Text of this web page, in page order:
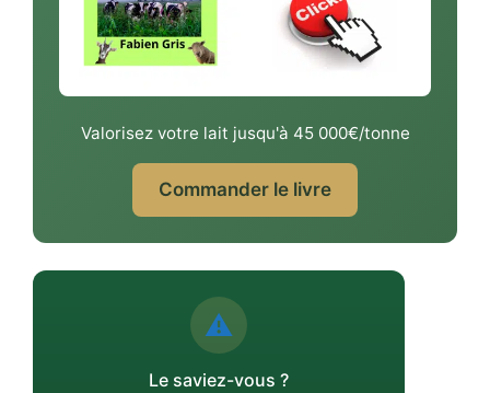
Valorisez votre lait jusqu'à 45 000€/tonne
Commander le livre
⚠️
Le saviez-vous ?